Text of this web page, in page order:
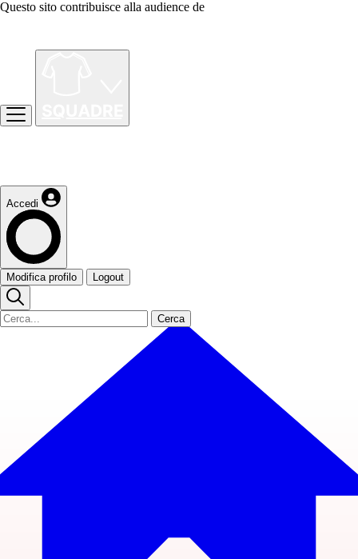
Questo sito contribuisce alla audience de
Accedi
Modifica profilo Logout
Cerca